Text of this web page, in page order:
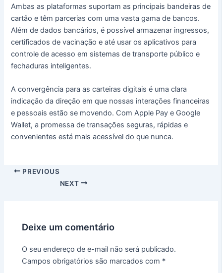
Ambas as plataformas suportam as principais bandeiras de
cartão e têm parcerias com uma vasta gama de bancos.
Além de dados bancários, é possível armazenar ingressos,
certificados de vacinação e até usar os aplicativos para
controle de acesso em sistemas de transporte público e
fechaduras inteligentes.
A convergência para as carteiras digitais é uma clara
indicação da direção em que nossas interações financeiras
e pessoais estão se movendo. Com Apple Pay e Google
Wallet, a promessa de transações seguras, rápidas e
convenientes está mais acessível do que nunca.
Post PREVIOUS
NEXT
Deixe um comentário
O seu endereço de e-mail não será publicado.
Campos obrigatórios são marcados com *